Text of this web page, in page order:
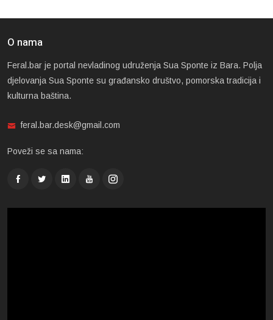
O nama
Feral.bar je portal nevladinog udruženja Sua Sponte iz Bara. Polja
djelovanja Sua Sponte su građansko društvo, pomorska tradicija i
kulturna baština.
feral.bar.desk@gmail.com
Poveži se sa nama: